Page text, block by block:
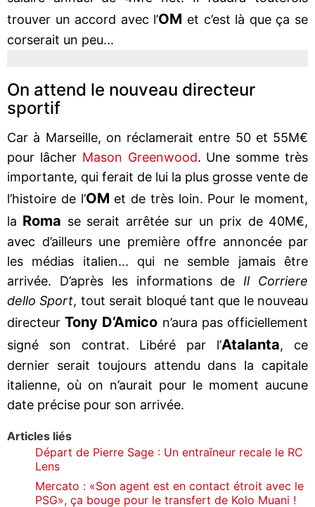
trouver un accord avec l’OM et c’est là que ça se
corserait un peu...
On attend le nouveau directeur
sportif
Car à Marseille, on réclamerait entre 50 et 55M€
pour lâcher Mason Greenwood. Une somme très
importante, qui ferait de lui la plus grosse vente de
l’histoire de l’OM et de très loin. Pour le moment,
la Roma se serait arrêtée sur un prix de 40M€,
avec d’ailleurs une première offre annoncée par
les médias italien... qui ne semble jamais être
arrivée. D’après les informations de Il Corriere
dello Sport, tout serait bloqué tant que le nouveau
directeurTony D’Amico n’aura pas officiellement
signé son contrat. Libéré par l’Atalanta, ce
dernier serait toujours attendu dans la capitale
italienne, où on n’aurait pour le moment aucune
date précise pour son arrivée.
Articles liés
Départ de Pierre Sage : Un entraîneur recale le RC
Lens
Mercato : «Son agent est en contact étroit avec le
PSG», ça bouge pour le transfert de Kolo Muani !